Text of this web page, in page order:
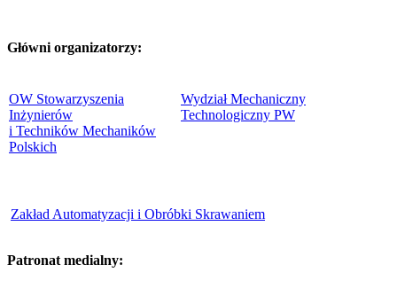
Główni organizatorzy:
OW Stowarzyszenia
Inżynierów
i Techników Mechaników
Polskich
Wydział Mechaniczny
Technologiczny PW
Zakład Automatyzacji i Obróbki Skrawaniem
Patronat medialny: